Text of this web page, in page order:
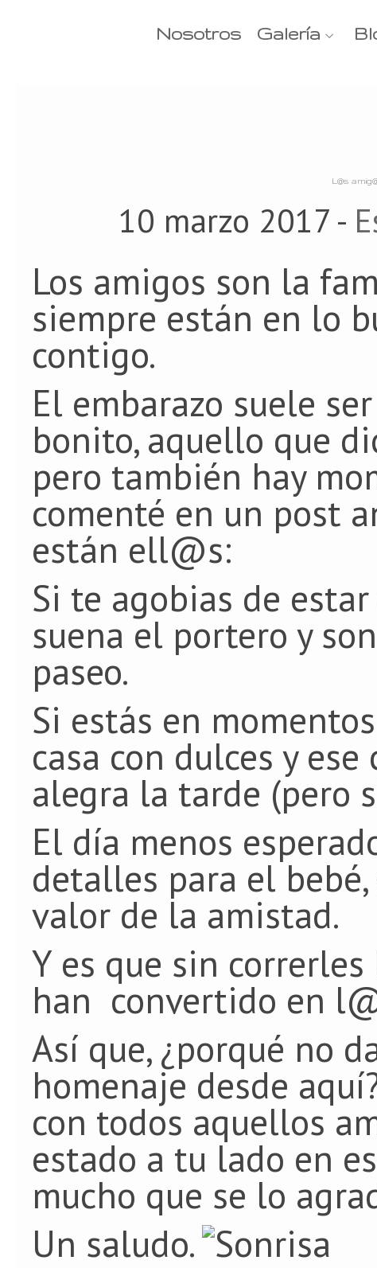
Nosotros Galería
L@s
10 marzo 2017 -
Los amigos son la
siempre están en lo
contigo.
El embarazo suele
bonito, aquello que
pero también hay
comenté en un post
están ell@s:
Si te agobias de
suena el portero y
paseo.
Si estás en
casa con dulces y
alegra la tarde (pero
El día menos
detalles para el
valor de la amistad.
Y es que sin
han convertido en
Así que, ¿porqué no
homenaje desde
con todos aquellos
estado a tu lado en
mucho que se lo
Un saludo.